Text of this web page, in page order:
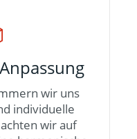
wir uns
individuelle
wir auf